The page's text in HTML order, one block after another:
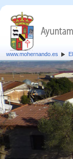
www.mohernando.es